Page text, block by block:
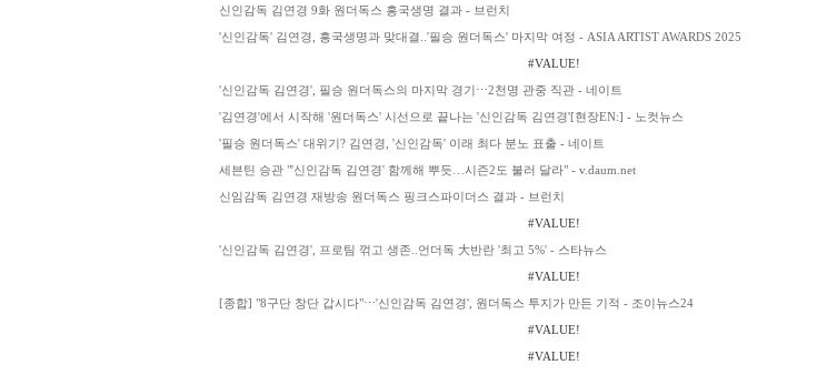
신인감독 김연경 9화 원더독스 흥국생명 결과 - 브런치
'신인감독' 김연경, 흥국생명과 맞대결..'필승 원더독스' 마지막 여정 - ASIA ARTIST AWARDS 2025
#VALUE!
'신인감독 김연경', 필승 원더독스의 마지막 경기⋯2천명 관중 직관 - 네이트
'김연경'에서 시작해 '원더독스' 시선으로 끝나는 '신인감독 김연경'[현장EN:] - 노컷뉴스
'필승 원더독스' 대위기? 김연경, '신인감독' 이래 최다 분노 표출 - 네이트
세븐틴 승관 "'신인감독 김연경' 함께해 뿌듯…시즌2도 불러 달라" - v.daum.net
신임감독 김연경 재방송 원더독스 핑크스파이더스 결과 - 브런치
#VALUE!
'신인감독 김연경', 프로팀 꺾고 생존..언더독 大반란 '최고 5%' - 스타뉴스
#VALUE!
[종합] "8구단 창단 갑시다"⋯'신인감독 김연경', 원더독스 투지가 만든 기적 - 조이뉴스24
#VALUE!
#VALUE!